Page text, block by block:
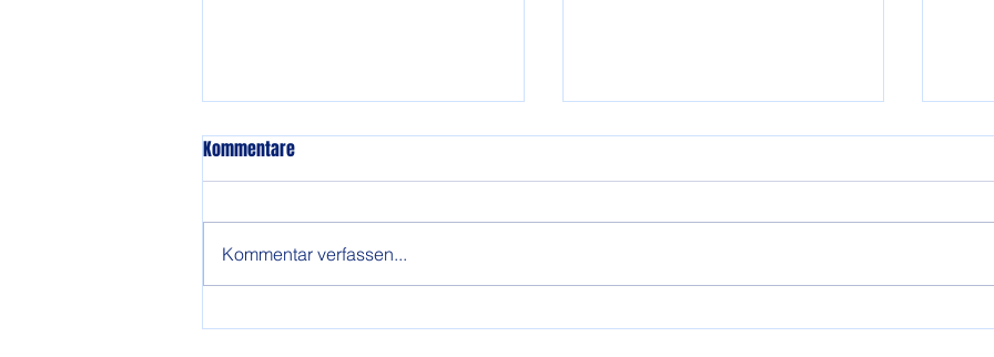
Kommentare
Kommentar verfassen...